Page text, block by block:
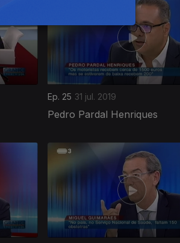
Ep. 25 31 jul. 2019
Pedro Pardal Henriques